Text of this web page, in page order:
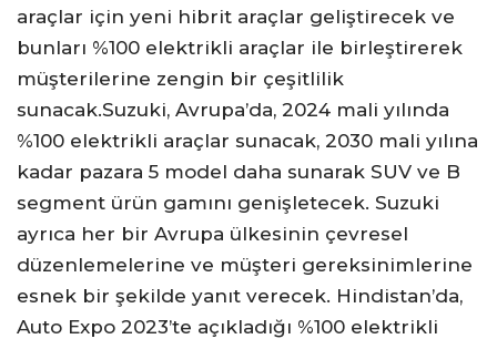
araçlar için yeni hibrit araçlar geliştirecek ve
bunları %100 elektrikli araçlar ile birleştirerek
müşterilerine zengin bir çeşitlilik
sunacak.Suzuki, Avrupa’da, 2024 mali yılında
%100 elektrikli araçlar sunacak, 2030 mali yılına
kadar pazara 5 model daha sunarak SUV ve B
segment ürün gamını genişletecek. Suzuki
ayrıca her bir Avrupa ülkesinin çevresel
düzenlemelerine ve müşteri gereksinimlerine
esnek bir şekilde yanıt verecek. Hindistan’da,
Auto Expo 2023’te açıkladığı %100 elektrikli